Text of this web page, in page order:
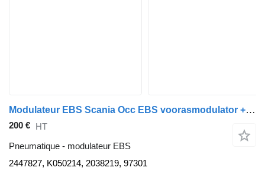
Modulateur EBS Scania Occ EBS voorasmodulator + relaisklep 2447827 pour camion
200 € HT
Pneumatique - modulateur EBS
2447827, K050214, 2038219, 97301